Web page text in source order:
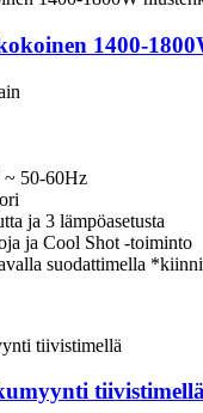
1400-
~ 50-60Hz
ja 3 lämpöasetusta
ja Cool Shot -toiminto
suodattimella